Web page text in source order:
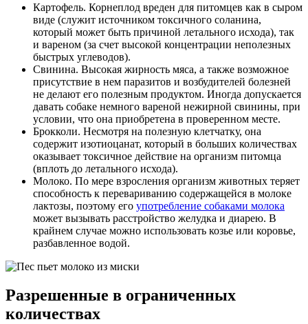
Картофель. Корнеплод вреден для питомцев как в сыром
виде (служит источником токсичного соланина,
который может быть причиной летального исхода), так
и вареном (за счет высокой концентрации неполезных
быстрых углеводов).
Свинина. Высокая жирность мяса, а также возможное
присутствие в нем паразитов и возбудителей болезней
не делают его полезным продуктом. Иногда допускается
давать собаке немного вареной нежирной свинины, при
условии, что она приобретена в проверенном месте.
Брокколи. Несмотря на полезную клетчатку, она
содержит изотиоцанат, который в больших количествах
оказывает токсичное действие на организм питомца
(вплоть до летального исхода).
Молоко. По мере взросления организм животных теряет
способность к перевариванию содержащейся в молоке
лактозы, поэтому его употребление собаками молока
может вызывать расстройство желудка и диарею. В
крайнем случае можно использовать козье или коровье,
разбавленное водой.
Разрешенные в ограниченных
количествах